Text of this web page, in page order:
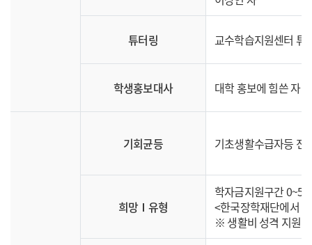
튜터링 교수학습지원센터 튜
학생홍보대사 대학 홍보에 힘쓴 자
기회균등 기초생활수급자등 전
희망Ⅰ유형
학자금지원구간 0~5
<한국장학재단에서
※ 생활비 성격 지원